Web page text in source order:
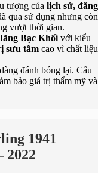
tượng của lịch sử, đẳng
qua sử dụng nhưng còn
vượt thời gian.
Bạc Khối với kiểu
sưu tầm cao vì chất liệu
đánh bóng lại. Cấu
bảo giá trị thẩm mỹ và
1941
2022